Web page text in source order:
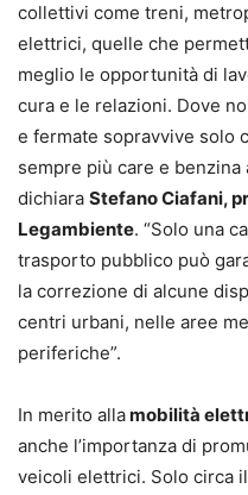
collettivi come treni,
elettrici, quelle che
meglio le opportunità di
cura e le relazioni. Dove
e fermate sopravvive solo
sempre più care e benzina
dichiara Stefano Ciafani,
Legambiente. “Solo una
trasporto pubblico può
la correzione di alcune
centri urbani, nelle aree
periferiche”.
In merito allamobilità
anche l’importanza di
veicoli elettrici. Solo circa